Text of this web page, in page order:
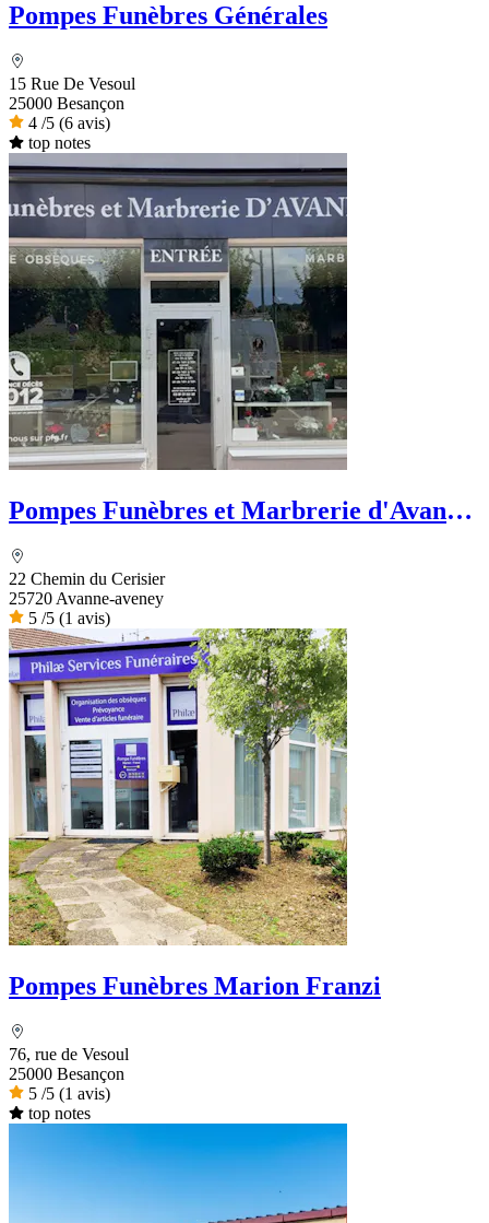
Pompes Funèbres Générales
15 Rue De Vesoul
25000 Besançon
4 /5 (6 avis)
top notes
Pompes Funèbres et Marbrerie d'Avanne
22 Chemin du Cerisier
25720 Avanne-aveney
5 /5 (1 avis)
Pompes Funèbres Marion Franzi
76, rue de Vesoul
25000 Besançon
5 /5 (1 avis)
top notes